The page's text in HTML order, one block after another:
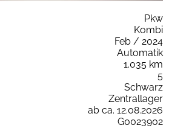
Pkw
Kombi
Feb / 2024
Automatik
1.035 km
5
Schwarz
Zentrallager
ab ca. 12.08.2026
G0023902